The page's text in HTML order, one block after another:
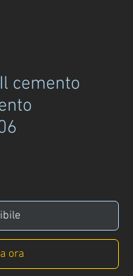
cemento
ora